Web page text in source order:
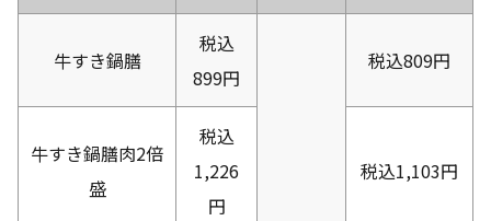
牛すき鍋膳
税込
899円
税込809円
牛すき鍋膳肉2倍
盛
税込
1,226
円
税込1,103円